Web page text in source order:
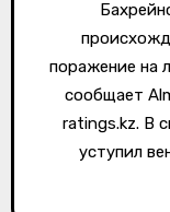
Бахрейнский боксер казахстанского
поражение на
сообщает
ratings.kz. В
уступил